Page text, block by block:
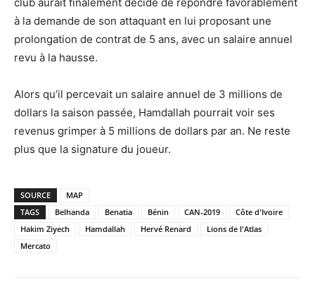
à la demande de son attaquant en lui proposant une
prolongation de contrat de 5 ans, avec un salaire annuel
revu à la hausse.
Alors qu’il percevait un salaire annuel de 3 millions de
dollars la saison passée, Hamdallah pourrait voir ses
revenus grimper à 5 millions de dollars par an. Ne reste
plus que la signature du joueur.
SOURCE
MAP
TAGS
Belhanda Benatia Bénin CAN-2019
Côte d'Ivoire
Hakim Ziyech
Hamdallah Hervé Renard
Lions de l'Atlas
Mercato